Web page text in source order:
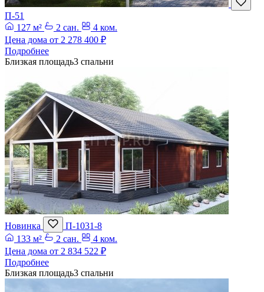
П-51
127 м²
2 сан.
4 ком.
Цена дома от 2 278 400 ₽
Подробнее
Близкая площадь3 спальни
Новинка
П-1031-8
133 м²
2 сан.
4 ком.
Цена дома от 2 834 522 ₽
Подробнее
Близкая площадь3 спальни